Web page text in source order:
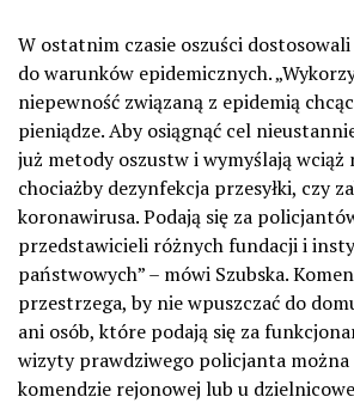
W ostatnim czasie oszuści
do warunków epidemicznych.
niepewność związaną z epidemią
pieniądze. Aby osiągnąć cel
już metody oszustw i wymyślają wciąż
chociażby dezynfekcja przesyłki, czy
koronawirusa. Podają się za
przedstawicieli różnych fundacji i
państwowych” – mówi Szubska.
przestrzega, by nie wpuszczać do
ani osób, które podają się za
wizyty prawdziwego policjanta
komendzie rejonowej lub u